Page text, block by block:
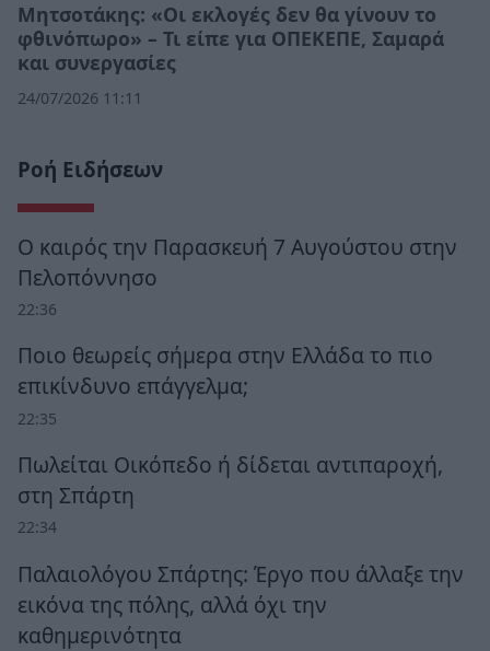
Μητσοτάκης: «Οι εκλογές δεν θα γίνουν το
φθινόπωρο» – Τι είπε για ΟΠΕΚΕΠΕ, Σαμαρά
και συνεργασίες
24/07/2026 11:11
Ροή Ειδήσεων
Ο καιρός την Παρασκευή 7 Αυγούστου στην
Πελοπόννησο
22:36
Ποιο θεωρείς σήμερα στην Ελλάδα το πιο
επικίνδυνο επάγγελμα;
22:35
Πωλείται Οικόπεδο ή δίδεται αντιπαροχή,
στη Σπάρτη
22:34
Παλαιολόγου Σπάρτης: Έργο που άλλαξε την
εικόνα της πόλης, αλλά όχι την
καθημερινότητα